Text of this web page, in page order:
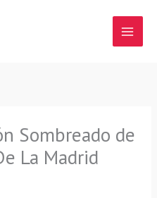
Sombreado de
La Madrid